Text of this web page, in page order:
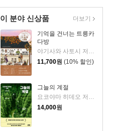
이 분야 신상품
기억을 건너는 트릉카
다방
11,700원 (10% 할인)
그늘의 계절
요코야마 히데오 저/민경욱 역
14,000원
더보기